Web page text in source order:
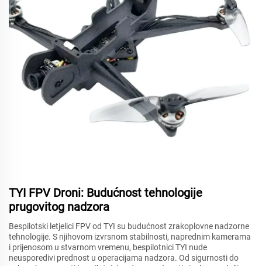
TYI FPV Droni: Budućnost tehnologije
prugovitog nadzora
Bespilotski letjelici FPV od TYI su budućnost zrakoplovne nadzorne
tehnologije. S njihovom izvrsnom stabilnosti, naprednim kamerama
i prijenosom u stvarnom vremenu, bespilotnici TYI nude
neusporedivi prednost u operacijama nadzora. Od sigurnosti do